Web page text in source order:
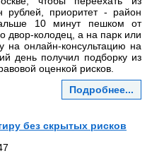
приоритет - район
10 минут пешком от
двор‑колодец, а на парк или
на онлайн‑консультацию на
день получил подборку из
оценкой рисков.
Подробнее...
без скрытых рисков